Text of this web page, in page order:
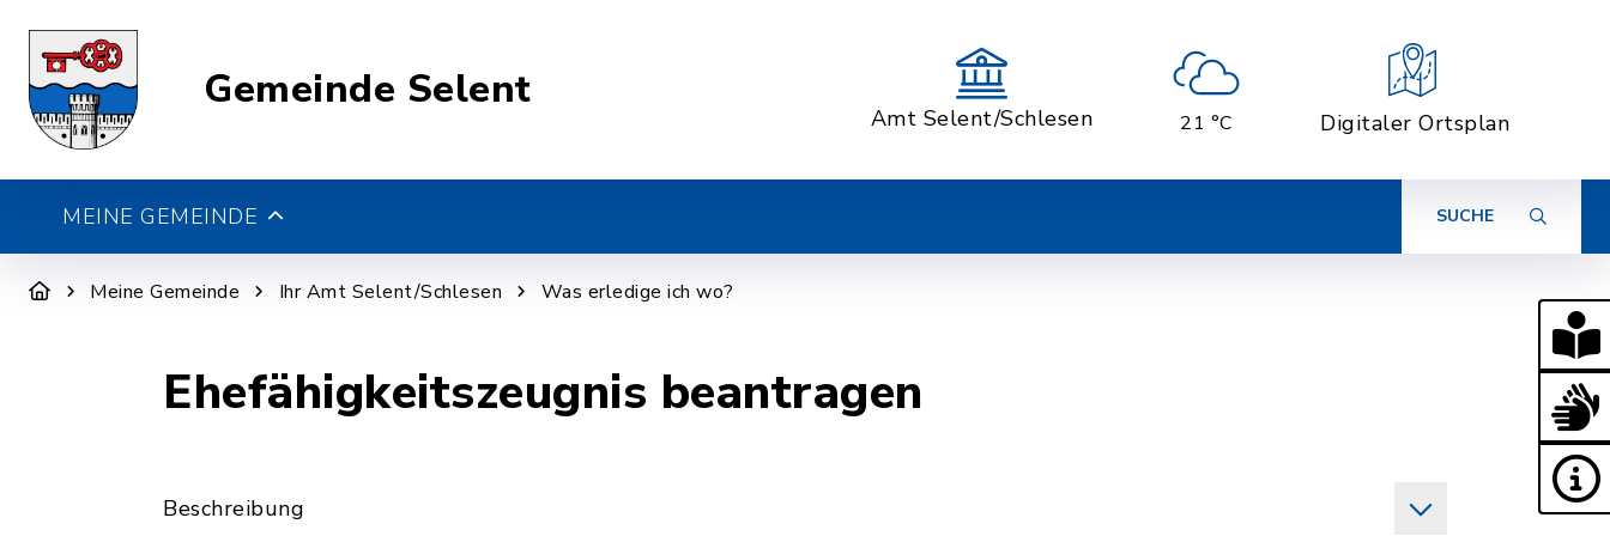
Gemeinde Selent
Amt Selent/Schlesen 21 °C Digitaler Ortsplan
MEINE GEMEINDE SUCHE
Meine Gemeinde Ihr Amt Selent/Schlesen Was erledige ich wo?
Ehefähigkeitszeugnis beantragen
Beschreibung